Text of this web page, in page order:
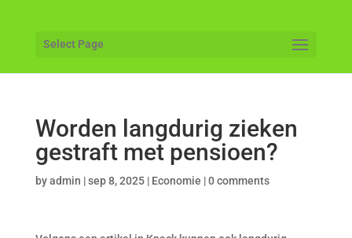
Select Page
Worden langdurig zieken
gestraft met pensioen?
byadmin |sep 8, 2025| Economie |0 comments